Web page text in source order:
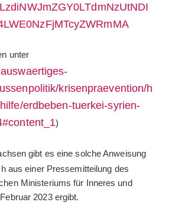
unter
krisenpraevention/h
erdbeben-tuerkei-syrien-
)
gibt es eine solche Anweisung
aus einer Pressemitteilung des
Ministeriums für Inneres und
2023 ergibt.